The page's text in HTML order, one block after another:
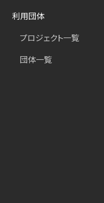
利用団体
プロジェクト一覧
団体一覧